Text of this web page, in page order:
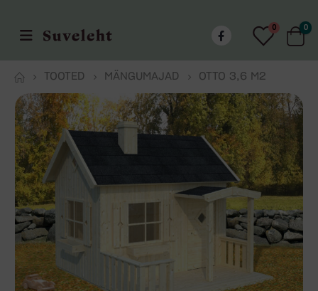
0 0
TOOTED MÄNGUMAJAD OTTO 3,6 M2